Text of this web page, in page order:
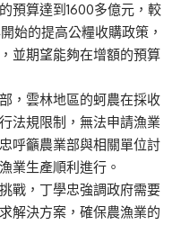
預算達到1600多億元，較
始的提高公糧收購政策，
並期望能夠在增額的預算
，雲林地區的蚵農在採收
法規限制，無法申請漁業
呼籲農業部與相關單位討
業生產順利進行。
戰，丁學忠強調政府需要
解決方案，確保農漁業的